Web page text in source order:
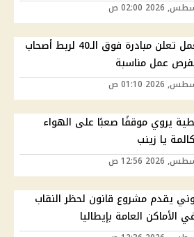
وزارة العمل تعلن مبادرة فوق الـ40 لربط أصحاب
بفرص عمل مناسبة
يروي موقفًا صعبًا على الهواء
يا زينب
يقدم مشروع قانون لحظر النقاب
الأماكن العامة بإيطاليا